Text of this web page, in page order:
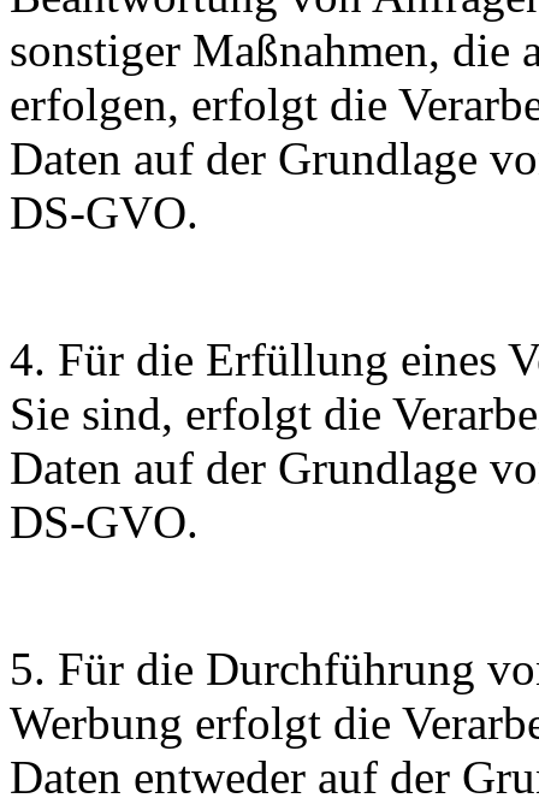
sonstiger Maßnahmen, die
erfolgen, erfolgt die
Daten auf der Grundlage
DS-GVO.
4. Für die Erfüllung eines
Sie sind, erfolgt die
Daten auf der Grundlage
DS-GVO.
5. Für die Durchführung
Werbung erfolgt die
Daten entweder auf der